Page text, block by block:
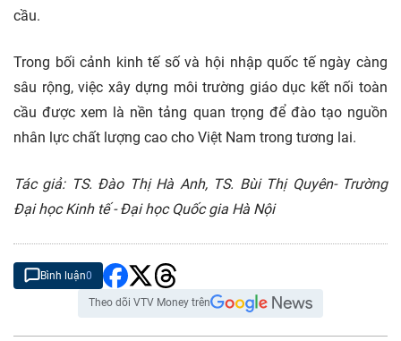
cầu.
Trong bối cảnh kinh tế số và hội nhập quốc tế ngày càng
sâu rộng, việc xây dựng môi trường giáo dục kết nối toàn
cầu được xem là nền tảng quan trọng để đào tạo nguồn
nhân lực chất lượng cao cho Việt Nam trong tương lai.
Tác giả: TS. Đào Thị Hà Anh, TS. Bùi Thị Quyên- Trường
Đại học Kinh tế - Đại học Quốc gia Hà Nội
Bình luận0
Theo dõi VTV Money trên